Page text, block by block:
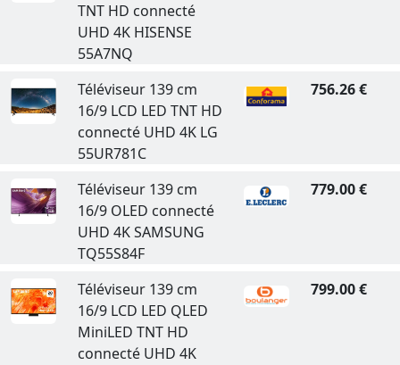
TNT HD connecté
UHD 4K HISENSE
55A7NQ
Téléviseur 139 cm
16/9 LCD LED TNT HD
connecté UHD 4K LG
55UR781C
756.26 €
Téléviseur 139 cm
16/9 OLED connecté
UHD 4K SAMSUNG
TQ55S84F
779.00 €
Téléviseur 139 cm
16/9 LCD LED QLED
MiniLED TNT HD
connecté UHD 4K
799.00 €